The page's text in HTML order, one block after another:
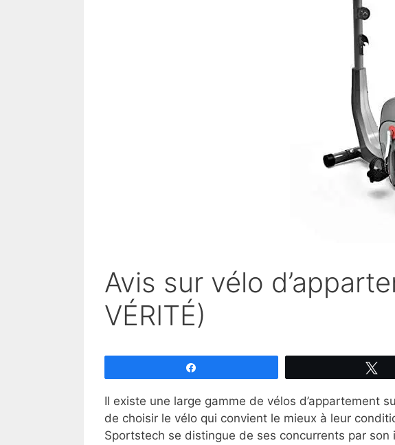
Avis sur vélo
VÉRITÉ)
Il existe une large gamme de vélos d’appartement
de choisir le vélo qui convient le mieux à leur
Sportstech se distingue de ses concurrents par